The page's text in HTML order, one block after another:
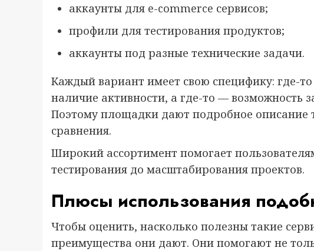
аккаунты для e-commerce сервисов;
профили для тестирования продуктов;
аккаунты под разные технические задачи.
Каждый вариант имеет свою специфику: где-
наличие активности, а где-то — возможность
Поэтому площадки дают подробное описание
сравнения.
Широкий ассортимент помогает
тестирования до масштабирования проектов.
Плюсы использования
Чтобы оценить, насколько полезны такие
преимущества они дают. Они помогают не